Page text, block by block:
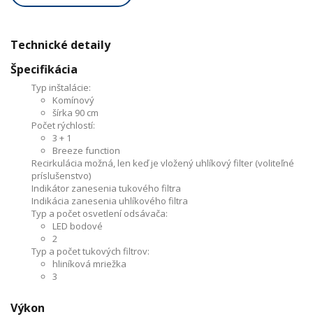
Technické detaily
Špecifikácia
Typ inštalácie:
Komínový
šírka 90 cm
Počet rýchlostí:
3 + 1
Breeze function
Recirkulácia možná, len keď je vložený uhlíkový filter (voliteľné
príslušenstvo)
Indikátor zanesenia tukového filtra
Indikácia zanesenia uhlíkového filtra
Typ a počet osvetlení odsávača:
LED bodové
2
Typ a počet tukových filtrov:
hliníková mriežka
3
Výkon